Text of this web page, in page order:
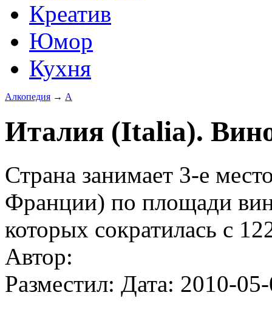
Креатив
Юмор
Кухня
Алкопедия → А
Италия (Italia).
Страна занимает 3-е
Франции) по площади
которых сократилась с
Автор:
Разместил: Дата: 2010-